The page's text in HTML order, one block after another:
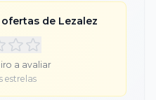
de Lezalez
a avaliar
estrelas